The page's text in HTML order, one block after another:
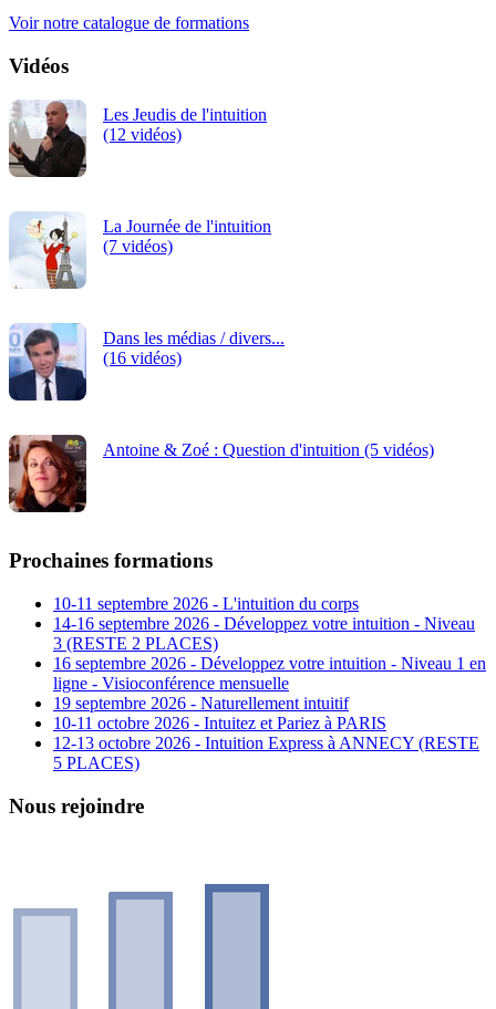
Voir notre catalogue de formations
Vidéos
Les Jeudis de l'intuition
(12 vidéos)
La Journée de l'intuition
(7 vidéos)
Dans les médias / divers...
(16 vidéos)
Antoine & Zoé : Question d'intuition (5 vidéos)
Prochaines formations
10-11 septembre 2026 - L'intuition du corps
14-16 septembre 2026 - Développez votre intuition - Niveau
3 (RESTE 2 PLACES)
16 septembre 2026 - Développez votre intuition - Niveau 1 en
ligne - Visioconférence mensuelle
19 septembre 2026 - Naturellement intuitif
10-11 octobre 2026 - Intuitez et Pariez à PARIS
12-13 octobre 2026 - Intuition Express à ANNECY (RESTE
5 PLACES)
Nous rejoindre